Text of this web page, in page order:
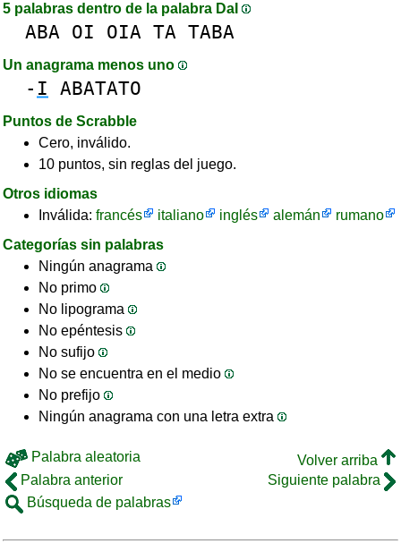
5 palabras dentro de la palabra DaI
ABA OI OIA TA TABA
Un anagrama menos uno
- I ABATATO
Puntos de Scrabble
Cero, inválido.
10 puntos, sin reglas del juego.
Otros idiomas
Inválida: francés italiano inglés alemán
rumano
Categorías sin palabras
Ningún anagrama
No primo
No lipograma
No epéntesis
No sufijo
No se encuentra en el medio
No prefijo
Ningún anagrama con una letra extra
Palabra aleatoria
Volver arriba
Palabra anterior
Siguiente palabra
Búsqueda de palabras